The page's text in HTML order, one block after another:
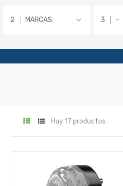
MARCAS: -
Hay 17 productos.